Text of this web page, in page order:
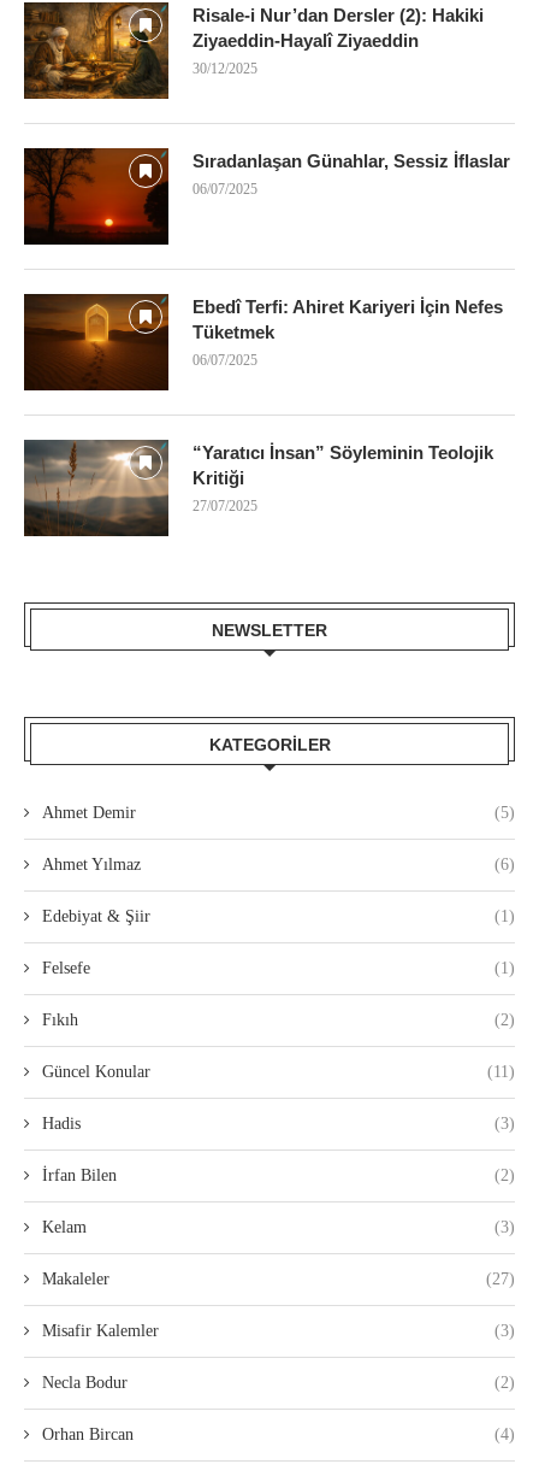
Risale-i Nur’dan Dersler (2): Hakiki
Ziyaeddin-Hayalî Ziyaeddin
30/12/2025
Sıradanlaşan Günahlar, Sessiz İflaslar
06/07/2025
Ebedî Terfi: Ahiret Kariyeri İçin Nefes
Tüketmek
06/07/2025
“Yaratıcı İnsan” Söyleminin Teolojik
Kritiği
27/07/2025
NEWSLETTER
KATEGORILER
Ahmet Demir (5)
Ahmet Yılmaz (6)
Edebiyat & Şiir (1)
Felsefe (1)
Fıkıh (2)
Güncel Konular (11)
Hadis (3)
İrfan Bilen (2)
Kelam (3)
Makaleler (27)
Misafir Kalemler (3)
Necla Bodur (2)
Orhan Bircan (4)